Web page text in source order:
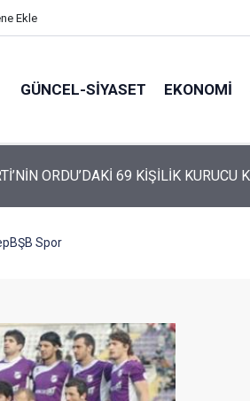
Ekle
GÜNCEL-SIYASET EKONOMI
ALTINORDU’DA KURUCU
Spor